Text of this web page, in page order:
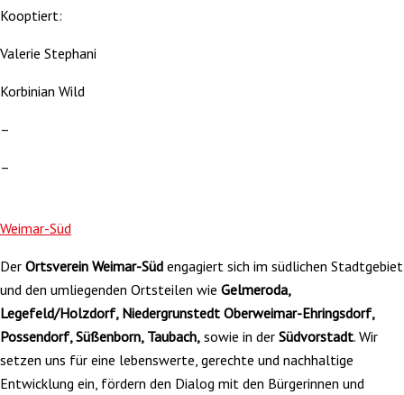
Kooptiert:
Valerie Stephani
Korbinian Wild
–
–
Weimar-Süd
Der Ortsverein Weimar-Süd engagiert sich im südlichen Stadtgebiet
und den umliegenden Ortsteilen wie Gelmeroda,
Legefeld/Holzdorf, Niedergrunstedt Oberweimar-Ehringsdorf,
Possendorf, Süßenborn, Taubach, sowie in der Südvorstadt. Wir
setzen uns für eine lebenswerte, gerechte und nachhaltige
Entwicklung ein, fördern den Dialog mit den Bürgerinnen und